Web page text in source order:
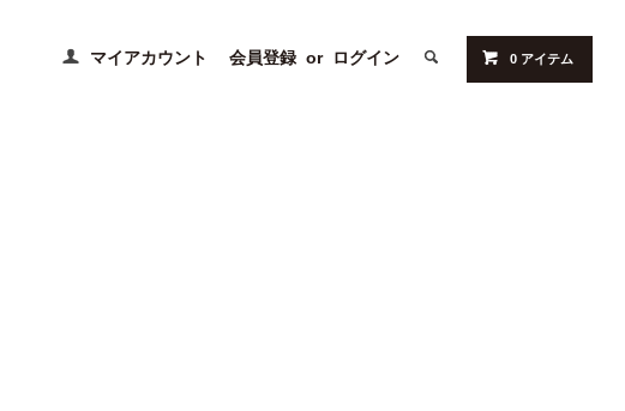
マイアカウント 会員登録 or ログイン 0 アイテム